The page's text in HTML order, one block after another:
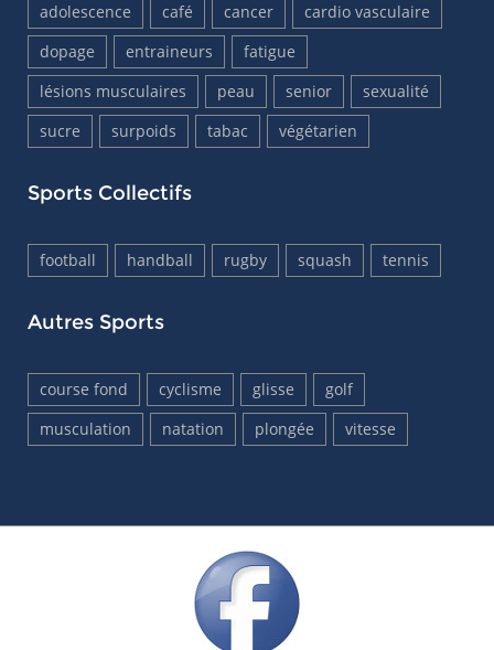
adolescence café cancer
cardio vasculaire
dopage
entraineurs
fatigue
lésions musculaires
peau senior
sexualité
sucre
surpoids tabac végétarien
Sports Collectifs
football handball rugby squash tennis
Autres Sports
course fond cyclisme glisse
golf
musculation
natation plongée vitesse